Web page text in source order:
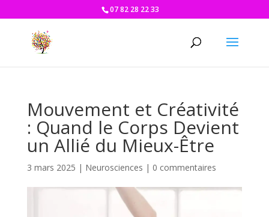
07 82 28 22 33
Mouvement et Créativité
: Quand le Corps Devient
un Allié du Mieux-Être
3 mars 2025 | Neurosciences | 0 commentaires